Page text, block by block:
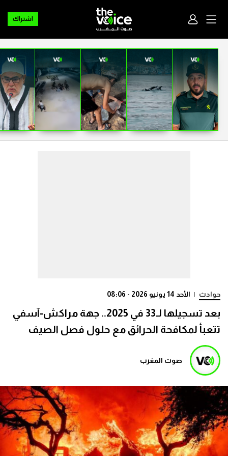
اشتراك
حوادث | الأحد 14 يونيو 2026 - 08:06
بعد تسجيلها لـ33 في 2025.. جهة مراكش-آسفي
تتعبأ لمكافحة الحرائق مع حلول فصل الصيف
صوت المغرب